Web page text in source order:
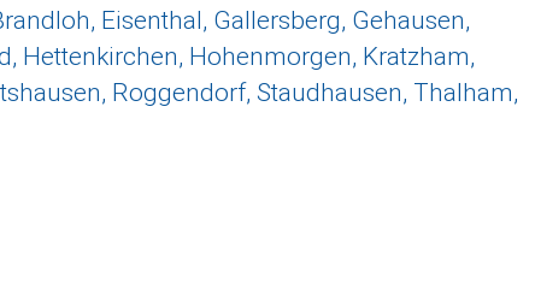
Eisenthal, Gallersberg, Gehausen,
Hettenkirchen, Hohenmorgen, Kratzham,
Roggendorf, Staudhausen, Thalham,